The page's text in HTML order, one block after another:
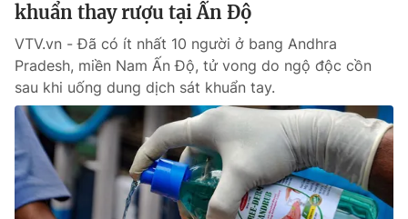
Emagazine Podcast
Photo Infographic
Video Shorts video
VTV Money VTV Thể thao
khuẩn thay rượu tại Ấn Độ
VTV.vn - Đã có ít nhất 10 người ở bang Andhra
Pradesh, miền Nam Ấn Độ, tử vong do ngộ độc cồn
sau khi uống dung dịch sát khuẩn tay.